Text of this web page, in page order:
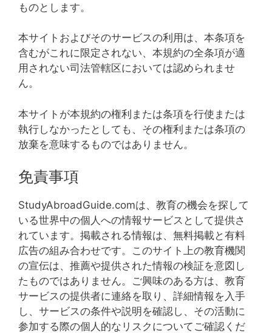
ものとします。
本サイトおよびそのサービスの利用は、本条項を
含むがこれに限定されない、本規約の全条項が適
用されない司法管轄区においては認められませ
ん。
本サイトが本規約の権利または条項を行使または
執行しなかったとしても、その権利または条項の
放棄を意味するものではありません。
免責事項
StudyAbroadGuide.comは、教育の機会を探して
いる世界中の個人への情報サービスとして提供さ
れています。掲載される情報は、無料掲載と有料
広告の組み合わせです。このサイト上の教育機関
の宣伝は、推薦や提供された情報の検証を意図し
たものではありません。ご興味のある方は、教育
サービスの提供者に連絡を取り、詳細情報を入手
し、サービスの条件や説明を確認し、その活動に
参加する際の個人的なリスクについてご確認くだ